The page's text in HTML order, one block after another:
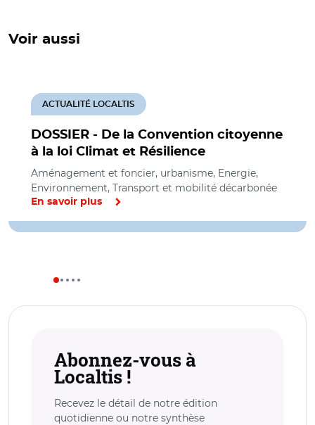
Voir aussi
DOSSIER - De la Convention citoyenne
à la loi Climat et Résilience
ACTUALITÉ LOCALTIS
Aménagement et foncier, urbanisme, Energie,
Environnement, Transport et mobilité décarbonée
En savoir plus
Abonnez-vous à
Localtis !
Recevez le détail de notre édition
quotidienne ou notre synthèse